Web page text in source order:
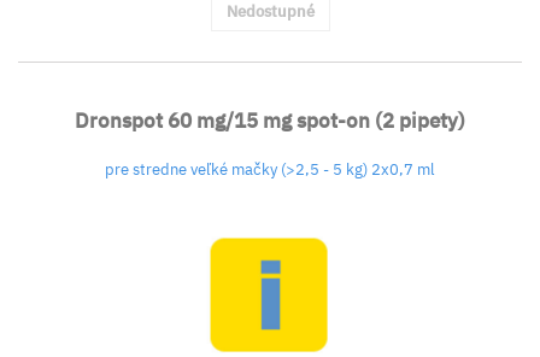
Nedostupné
Dronspot 60 mg/15 mg spot-on (2 pipety)
pre stredne veľké mačky (>2,5 - 5 kg) 2x0,7 ml